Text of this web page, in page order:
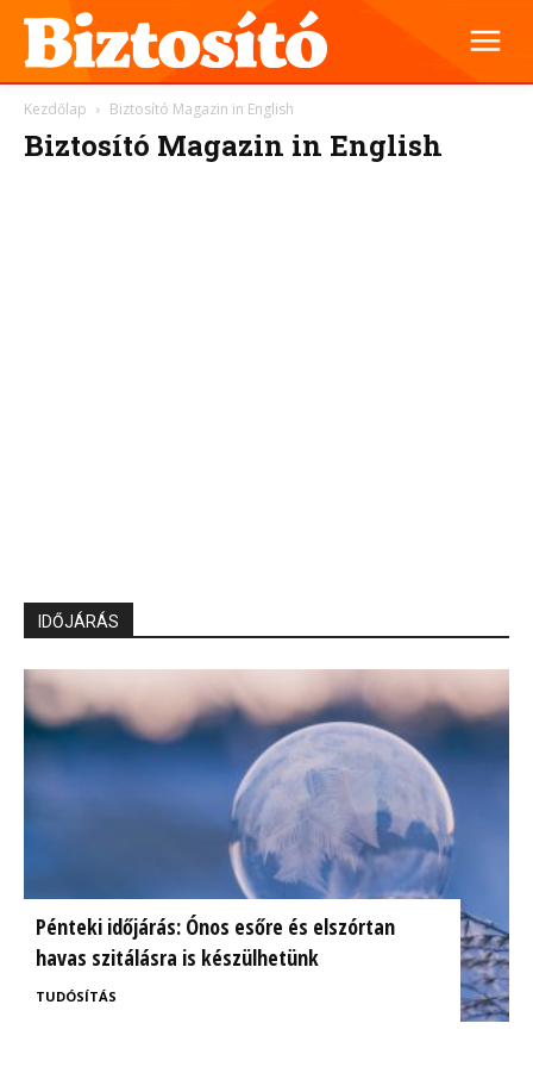
Kezdőlap Biztosító Magazin in English
Biztosító Magazin in English
IDŐJÁRÁS
Pénteki időjárás: Ónos esőre és elszórtan
havas szitálásra is készülhetünk
TUDÓSÍTÁS